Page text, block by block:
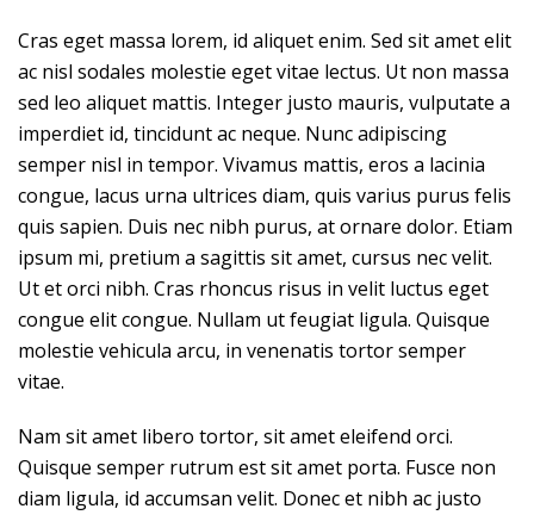
Cras eget massa lorem, id aliquet enim. Sed sit amet elit
ac nisl sodales molestie eget vitae lectus. Ut non massa
sed leo aliquet mattis. Integer justo mauris, vulputate a
imperdiet id, tincidunt ac neque. Nunc adipiscing
semper nisl in tempor. Vivamus mattis, eros a lacinia
congue, lacus urna ultrices diam, quis varius purus felis
quis sapien. Duis nec nibh purus, at ornare dolor. Etiam
ipsum mi, pretium a sagittis sit amet, cursus nec velit.
Ut et orci nibh. Cras rhoncus risus in velit luctus eget
congue elit congue. Nullam ut feugiat ligula. Quisque
molestie vehicula arcu, in venenatis tortor semper
vitae.
Nam sit amet libero tortor, sit amet eleifend orci.
Quisque semper rutrum est sit amet porta. Fusce non
diam ligula, id accumsan velit. Donec et nibh ac justo